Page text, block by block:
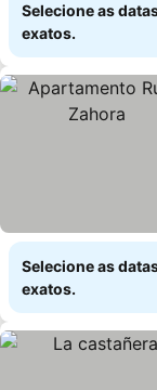
Selecione as
exatos.
Selecione as
exatos.